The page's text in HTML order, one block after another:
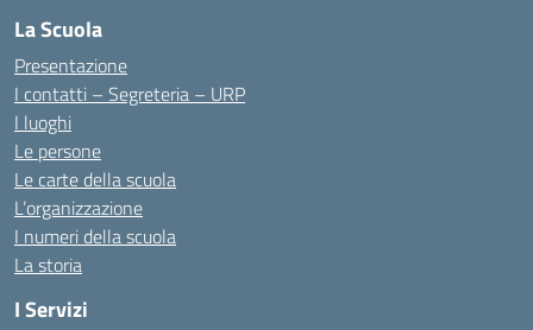
La Scuola
Presentazione
I contatti – Segreteria – URP
I luoghi
Le persone
Le carte della scuola
L’organizzazione
I numeri della scuola
La storia
I Servizi